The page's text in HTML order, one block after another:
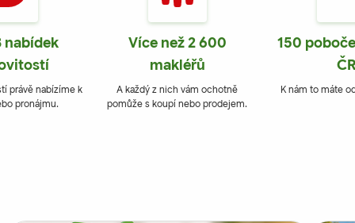
nabídek
právě nabízíme k
pronájmu.
Více než 2 600
makléřů
A každý z nich vám ochotně
pomůže s koupí nebo prodejem.
150
K nám to máte